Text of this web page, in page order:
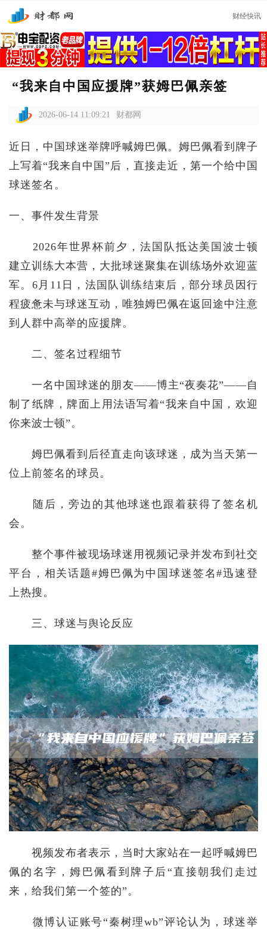
财经快讯
“我来自中国应援牌”获姆巴佩亲签
2026-06-14 11:09:21 财都网
近日，中国球迷举牌呼喊姆巴佩。姆巴佩看到牌子
上写着“我来自中国”后，直接走近，第一个给中国
球迷签名。‌‌
一、事件发生背景
2026年世界杯前夕，法国队抵达美国波士顿
建立训练大本营，大批球迷聚集在训练场外欢迎蓝
军。6月11日，法国队训练结束后，部分球员因行
程疲惫未与球迷互动，唯独姆巴佩在返回途中注意
到人群中高举的应援牌。
二、签名过程细节
一名中国球迷的朋友——博主“夜奏花”——自
制了纸牌，牌面上用法语写着“我来自中国，欢迎
你来波士顿”。
姆巴佩看到后径直走向该球迷，成为当天第一
位上前签名的球员。
随后，旁边的其他球迷也跟着获得了签名机
会。
整个事件被现场球迷用视频记录并发布到社交
平台，相关话题#姆巴佩为中国球迷签名#迅速登
上热搜。
三、球迷与舆论反应
视频发布者表示，当时大家站在一起呼喊姆巴
佩的名字，姆巴佩看到牌子后“直接朝我们走过
来，给我们第一个签的”。
微博认证账号“秦树理wb”评论认为，球迷举